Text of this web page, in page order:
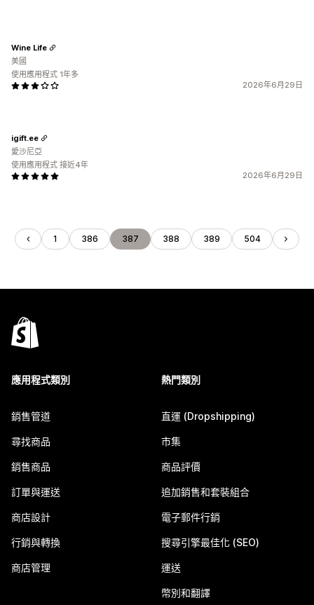
2026年6月29日
Wine Life
美國
使用應用程式 1年多
2026年6月29日
igift.ee
愛沙尼亞
使用應用程式 接近4年
1 386 387 388 389 504
應用程式類別
銷售管道
尋找商品
銷售商品
訂單與運送
商店設計
行銷與轉換
商店管理
熱門類別
直運 (Dropshipping)
市集
商品評價
追加銷售和套裝組合
電子郵件行銷
搜尋引擎最佳化 (SEO)
運送
幣別和翻譯